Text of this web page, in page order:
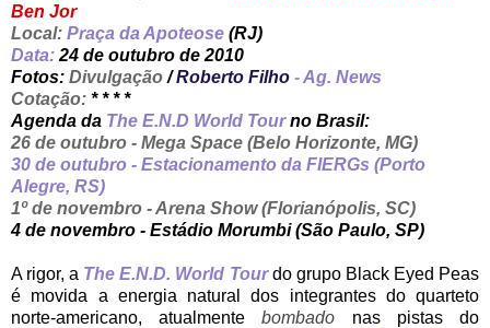
Ben Jor
Local: Praça da Apoteose (RJ)
Data: 24 de outubro de 2010
Fotos: Divulgação /Roberto Filho -Ag. News
Cotação: * * * *
Agenda da The E.N.D World Tourno Brasil:
26 de outubro - Mega Space (Belo Horizonte, MG)
30 de outubro - Estacionamento da FIERGs (Porto
Alegre, RS)
1º de novembro - Arena Show (Florianópolis, SC)
4 de novembro - Estádio Morumbi (São Paulo, SP)
A rigor, a The E.N.D. World Tourdo grupo Black Eyed Peas
é movida a energia natural dos integrantes do quarteto
norte-americano, atualmentebombado nas pistas do